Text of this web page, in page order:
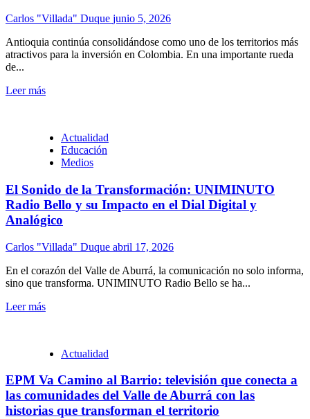
Carlos "Villada" Duque junio 5, 2026
Antioquia continúa consolidándose como uno de los territorios más
atractivos para la inversión en Colombia. En una importante rueda
de...
Leer más
Actualidad
Educación
Medios
El Sonido de la Transformación: UNIMINUTO
Radio Bello y su Impacto en el Dial Digital y
Analógico
Carlos "Villada" Duque abril 17, 2026
En el corazón del Valle de Aburrá, la comunicación no solo informa,
sino que transforma. UNIMINUTO Radio Bello se ha...
Leer más
Actualidad
EPM Va Camino al Barrio: televisión que conecta a
las comunidades del Valle de Aburrá con las
historias que transforman el territorio